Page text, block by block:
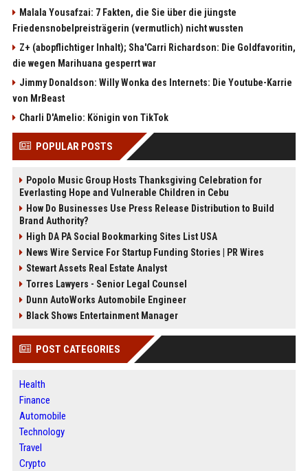
Malala Yousafzai: 7 Fakten, die Sie über die jüngste
Friedensnobelpreisträgerin (vermutlich) nicht wussten
Z+ (abopflichtiger Inhalt); Sha'Carri Richardson: Die Goldfavoritin,
die wegen Marihuana gesperrt war
Jimmy Donaldson: Willy Wonka des Internets: Die Youtube-Karrie
von MrBeast
Charli D'Amelio: Königin von TikTok
POPULAR POSTS
Popolo Music Group Hosts Thanksgiving Celebration for
Everlasting Hope and Vulnerable Children in Cebu
How Do Businesses Use Press Release Distribution to Build
Brand Authority?
High DA PA Social Bookmarking Sites List USA
News Wire Service For Startup Funding Stories | PR Wires
Stewart Assets Real Estate Analyst
Torres Lawyers - Senior Legal Counsel
Dunn AutoWorks Automobile Engineer
Black Shows Entertainment Manager
POST CATEGORIES
Health
Finance
Automobile
Technology
Travel
Crypto